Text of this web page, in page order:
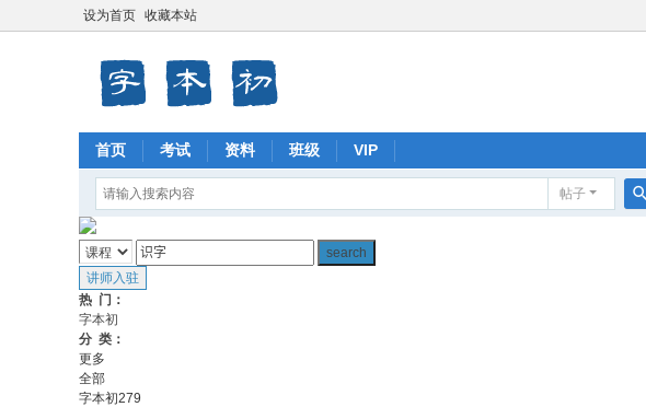
设为首页 收藏本站
首页 考试 资料 班级 VIP
帖子
热 门：
字本初
分 类：
更多
全部
字本初279